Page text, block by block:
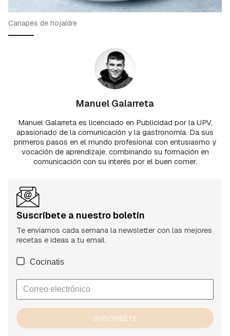
Canapés de hojaldre
Manuel Galarreta
Manuel Galarreta es licenciado en Publicidad por la UPV,
apasionado de la comunicación y la gastronomía. Da sus
primeros pasos en el mundo profesional con entusiasmo y
vocación de aprendizaje, combinando su formación en
comunicación con su interés por el buen comer.
Suscríbete a nuestro boletín
Te enviamos cada semana la newsletter con las mejores
recetas e ideas a tu email.
Cocinatis
SUSCRÍBETE